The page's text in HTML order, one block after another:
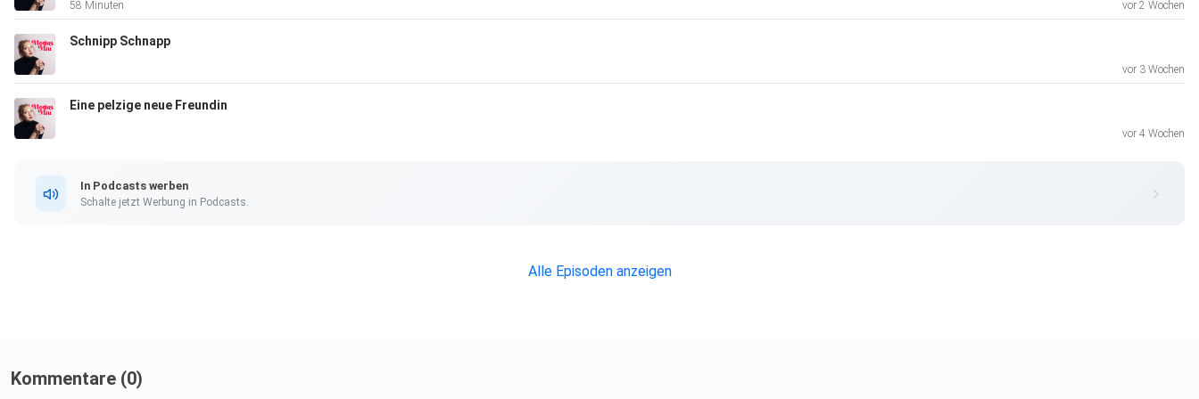
58 Minuten vor 2 Wochen
Schnipp Schnapp
vor 3 Wochen
Eine pelzige neue Freundin
vor 4 Wochen
In Podcasts werben
Schalte jetzt Werbung in Podcasts.
Alle Episoden anzeigen
Kommentare (0)